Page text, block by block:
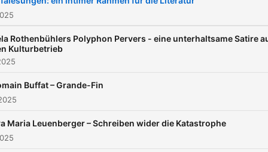
chaque rencontre des
un monde à vivre avec son
la Svizzera con diversi
opere dei vincitori dei Premi
Rothenbühlers Polyphon Pervers - eine unterhaltsame Satire
Kulturbetrieb
Buffat – Grande-Fin
Maria Leuenberger – Schreiben wider die Katastrophe